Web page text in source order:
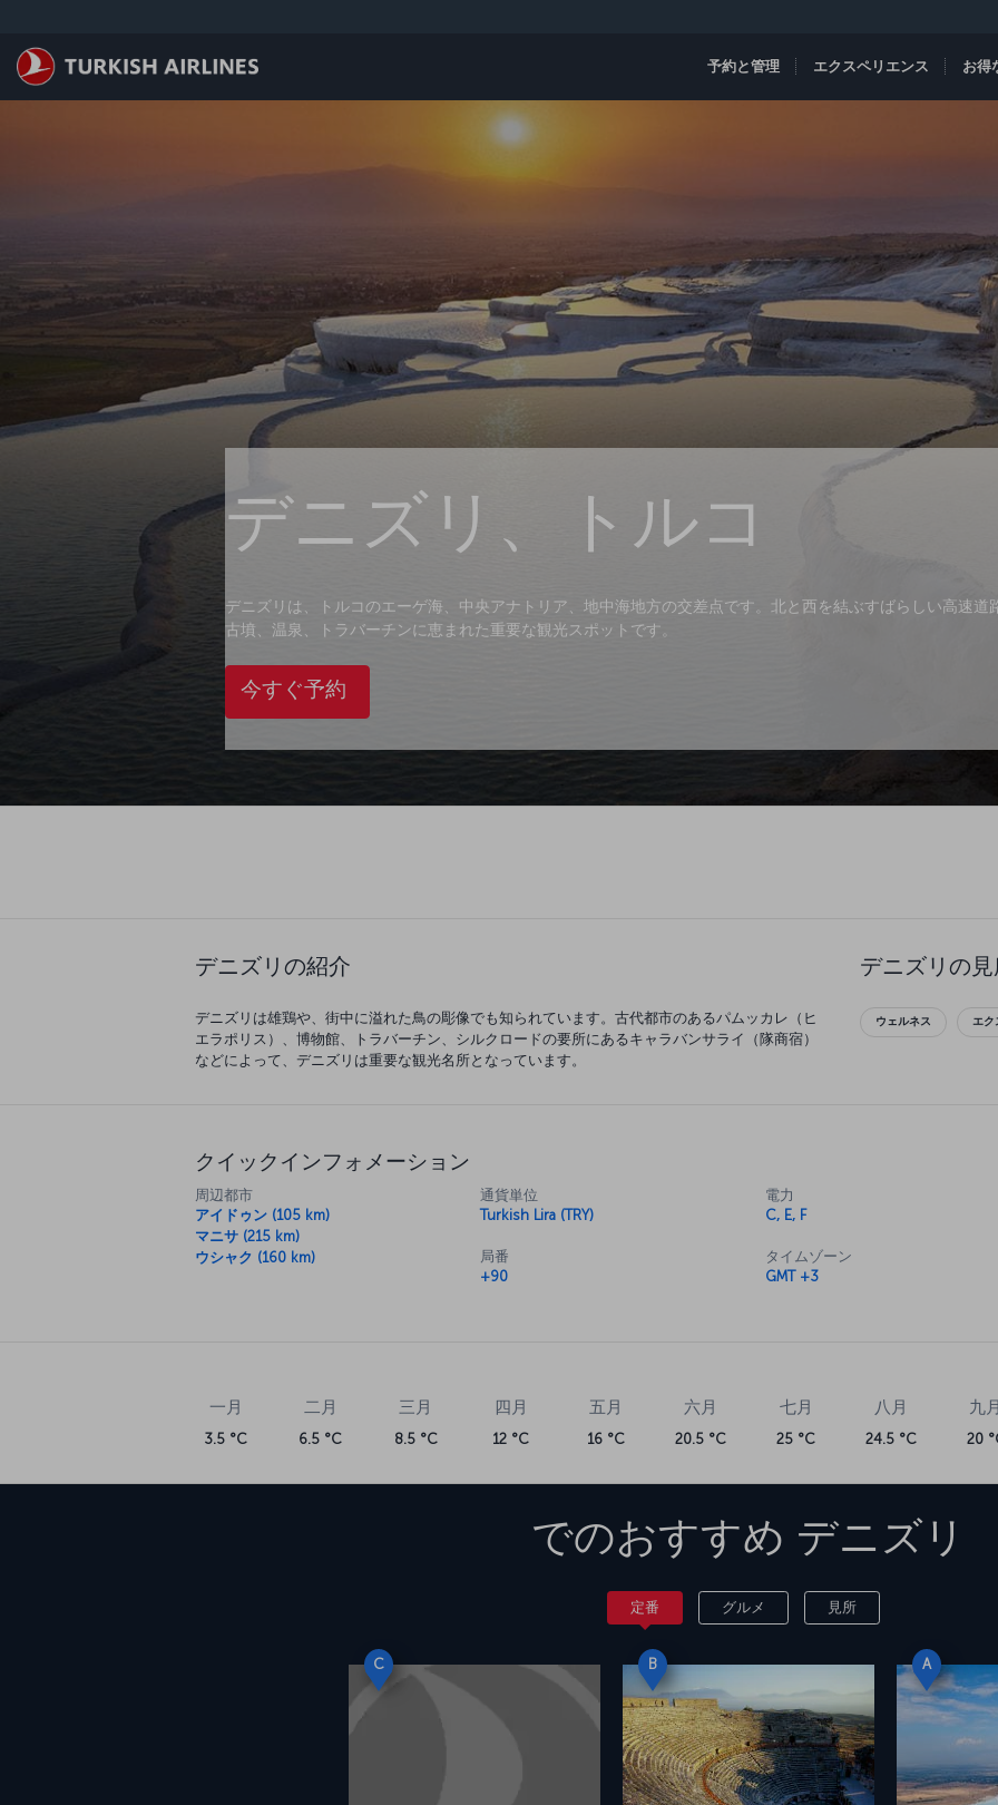
予約と管理 エクスペリエンス お得
デニズリ、トルコ
デニズリは、トルコのエーゲ海、中央アナトリア、地中海地方の交差点です。北と西を結ぶすばらしい高速
古墳、温泉、トラバーチンに恵まれた重要な観光スポットです。
今すぐ予約
デニズリの紹介
デニズリは雄鶏や、街中に溢れた鳥の彫像でも知られています。古代都市のあるパムッカレ（ヒ
エラポリス）、博物館、トラバーチン、シルクロードの要所にあるキャラバンサライ（隊商宿）
などによって、デニズリは重要な観光名所となっています。
デニズリの
ウェルネス エク
クイックインフォメーション
周辺都市
アイドゥン (105 km)
マニサ (215 km)
ウシャク (160 km)
通貨単位
Turkish Lira (TRY)
局番
+90
電力
C, E, F
タイムゾーン
GMT +3
一月
3.5 °C
二月
6.5 °C
三月
8.5 °C
四月
12 °C
五月
16 °C
六月
20.5 °C
七月
25 °C
八月
24.5 °C
九
20
でのおすすめ デニズリ
定番 グルメ 見所
C B A